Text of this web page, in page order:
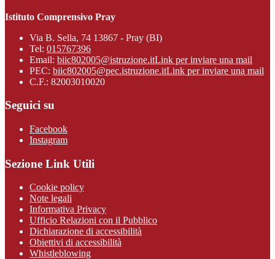
Istituto Comprensivo Pray
Via B. Sella, 74 13867 - Pray (BI)
Tel: 015767396
Email: biic802005@istruzione.itLink per inviare una mail
PEC: biic802005@pec.istruzione.itLink per inviare una mail
C.F.: 82003010020
Seguici su
Facebook
Instagram
Sezione Link Utili
Cookie policy
Note legali
Informativa Privacy
Ufficio Relazioni con il Pubblico
Dichiarazione di accessibilità
Obiettivi di accessibilità
Whistleblowing